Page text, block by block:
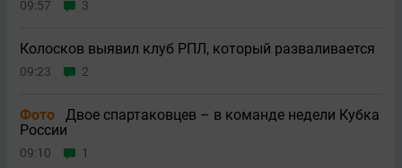
09:57 3
Колосков выявил клуб РПЛ, который разваливается
09:23 2
Фото
Двое спартаковцев – в команде недели Кубка
России
09:10 1